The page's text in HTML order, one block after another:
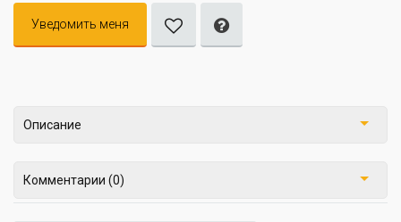
Уведомить меня
Описание
Комментарии (0)